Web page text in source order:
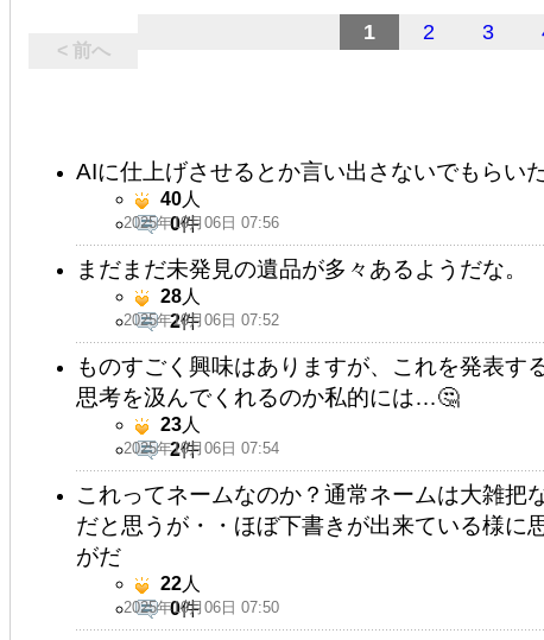
< 前へ
1 2 3
AIに仕上げさせるとか言い出さないでもらい
2025年10月06日 07:56
40人
0件
まだまだ未発見の遺品が多々あるようだな。
2025年10月06日 07:52
28人
2件
ものすごく興味はありますが、これを発表す
思考を汲んでくれるのか私的には…🤔
2025年10月06日 07:54
23人
2件
これってネームなのか？通常ネームは大雑把
だと思うが・・ほぼ下書きが出来ている様に
がだ
2025年10月06日 07:50
22人
0件